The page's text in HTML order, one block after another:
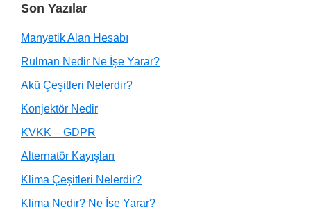
Son Yazılar
Manyetik Alan Hesabı
Rulman Nedir Ne İşe Yarar?
Akü Çeşitleri Nelerdir?
Konjektör Nedir
KVKK – GDPR
Alternatör Kayışları
Klima Çeşitleri Nelerdir?
Klima Nedir? Ne İşe Yarar?